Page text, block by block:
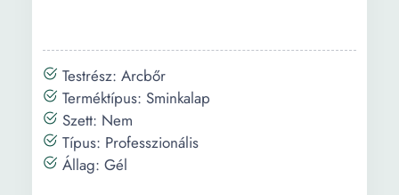
Testrész: Arcbőr
Terméktípus: Sminkalap
Szett: Nem
Típus: Professzionális
Állag: Gél